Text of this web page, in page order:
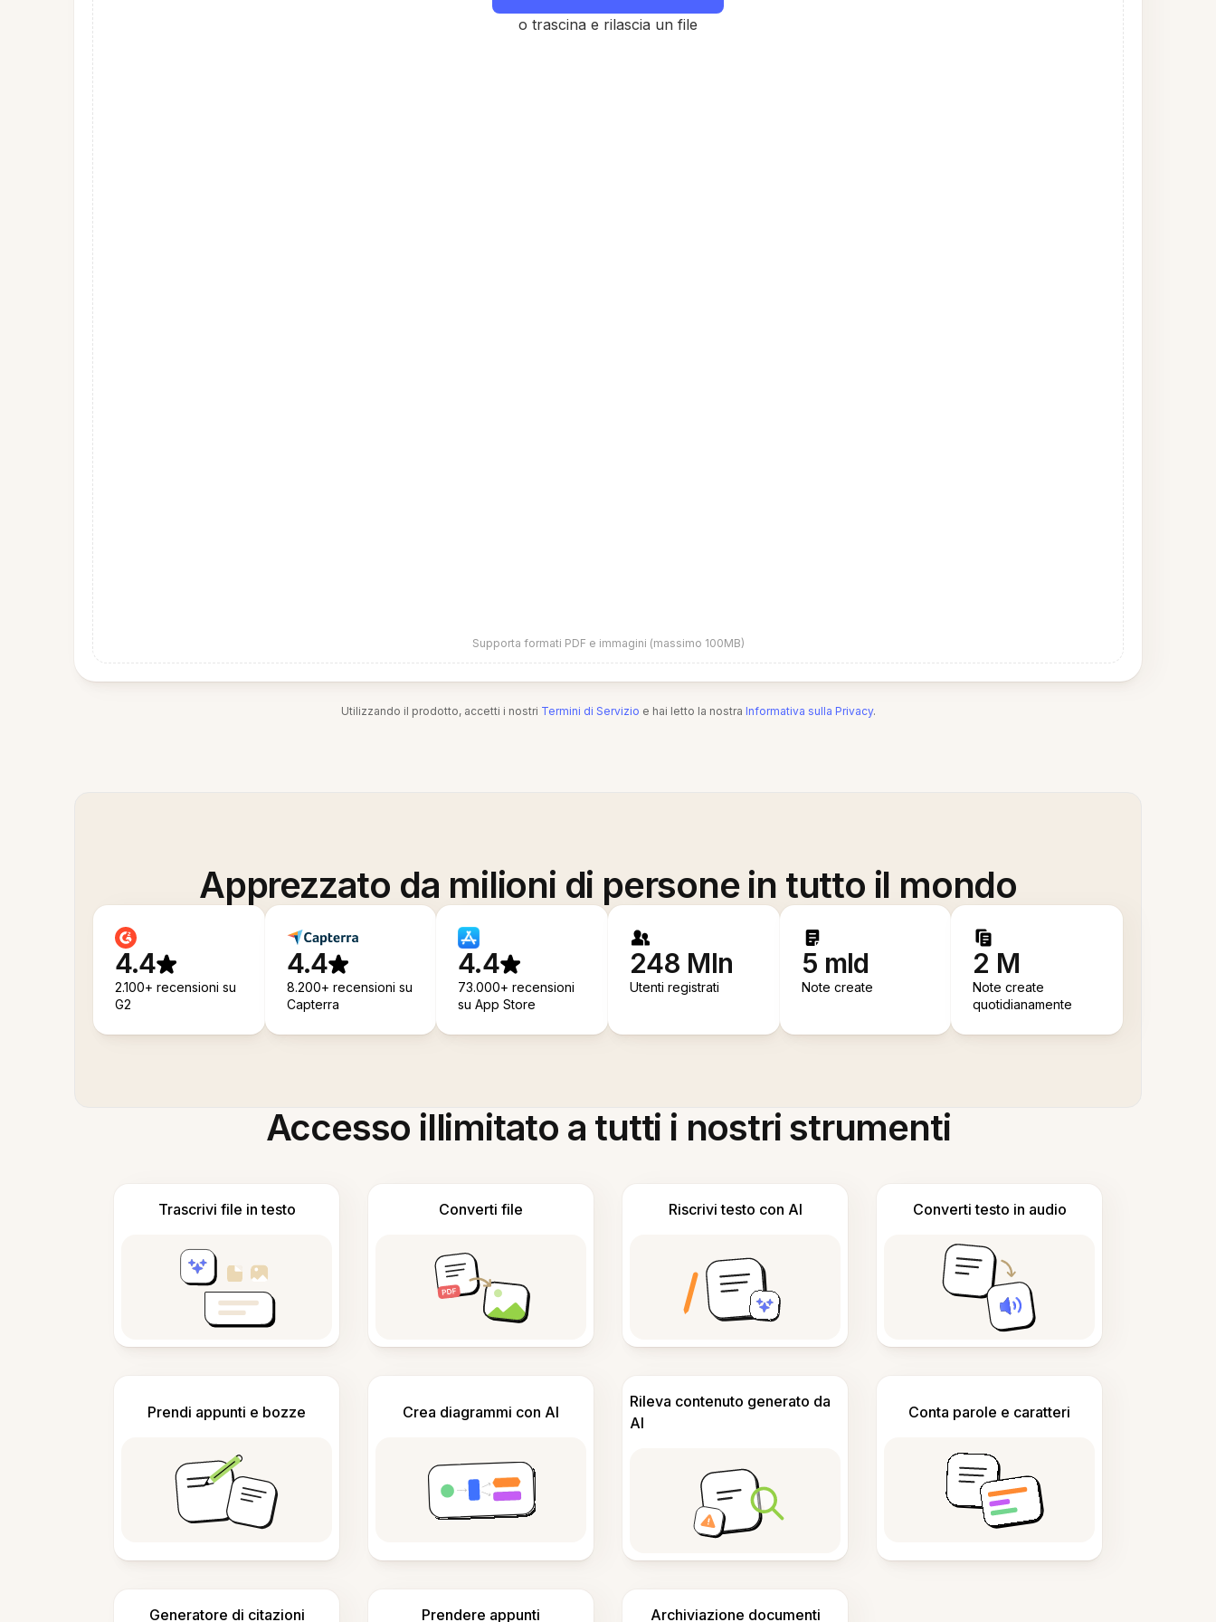
o trascina e rilascia un file
Supporta formati PDF e immagini (massimo 100MB)
Utilizzando il prodotto, accetti i nostri Termini di Servizio e hai letto la nostra Informativa sulla Privacy.
Apprezzato da milioni di persone in tutto il mondo
4.4
2.100+ recensioni su
G2
4.4
8.200+ recensioni su
Capterra
4.4
73.000+ recensioni
su App Store
248 Mln
Utenti registrati
5 mld
Note create
2 M
Note create
quotidianamente
Accesso illimitato a tutti i nostri strumenti
Trascrivi file in testo Converti file Riscrivi testo con AI Converti testo in audio
Prendi appunti e bozze Crea diagrammi con AI
Rileva contenuto generato da
AI
Conta parole e caratteri
Generatore di citazioni Prendere appunti Archiviazione documenti